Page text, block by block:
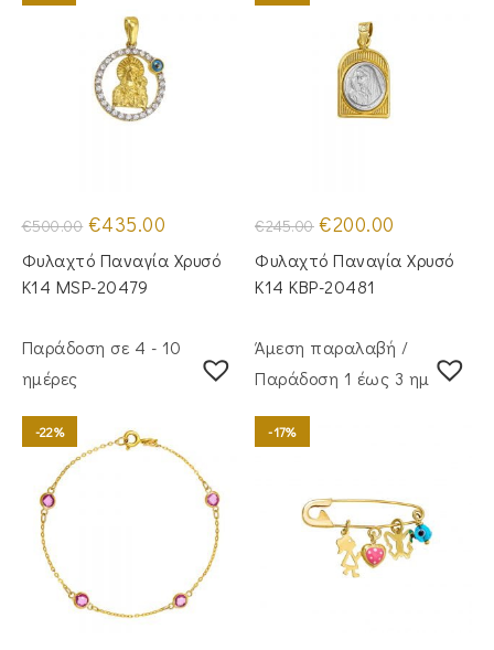
€500.00 Original
price
was:
€500.00.
€435.00
τιμή
είναι:
Φυλαχτό Παναγία Χρυσό
Κ14 MSP-20479
€245.00 Original
price
was:
€245.00.
€200.00
τιμή
είναι:
Φυλαχτό Παναγία Χρυσό
Κ14 KBP-20481
Παράδοση σε 4 - 10
ημέρες
-22%
Άμεση παραλαβή /
Παράδoση 1 έως 3 ημέρες
-17%